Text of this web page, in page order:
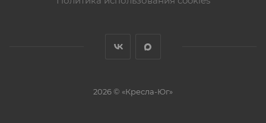
2026 © «Кресла-Юг»